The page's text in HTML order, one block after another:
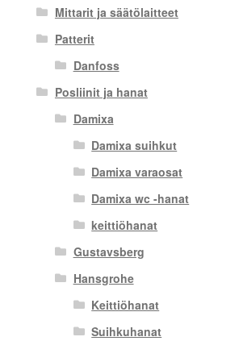
Mittarit ja säätölaitteet
Patterit
Danfoss
Posliinit ja hanat
Damixa
Damixa suihkut
Damixa varaosat
Damixa wc -hanat
keittiöhanat
Gustavsberg
Hansgrohe
Keittiöhanat
Suihkuhanat